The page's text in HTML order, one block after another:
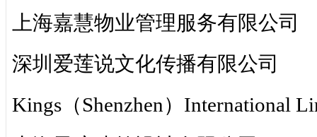
上海嘉慧物业管理服务有限公司
深圳爱莲说文化传播有限公司
Kings（Shenzhen）International